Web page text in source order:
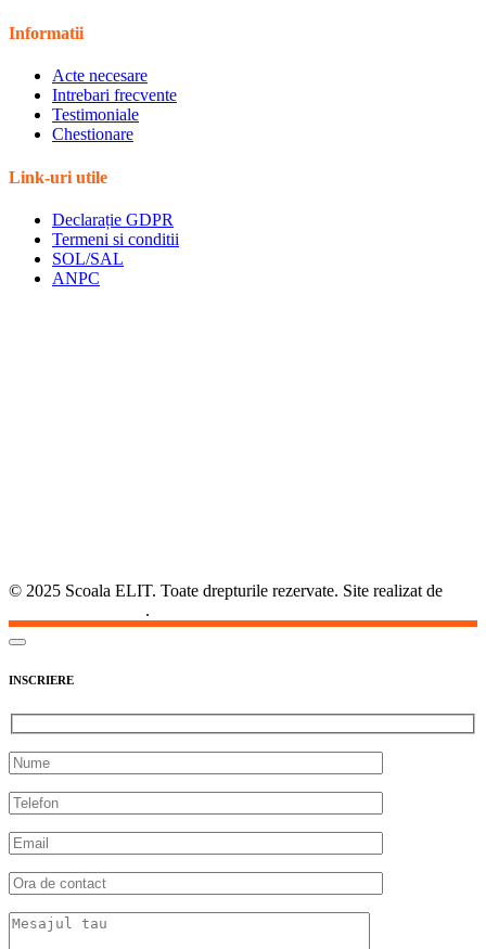
Informatii
Acte necesare
Intrebari frecvente
Testimoniale
Chestionare
Link-uri utile
Declarație GDPR
Termeni si conditii
SOL/SAL
ANPC
© 2025 Scoala ELIT. Toate drepturile rezervate. Site realizat de
.
INSCRIERE